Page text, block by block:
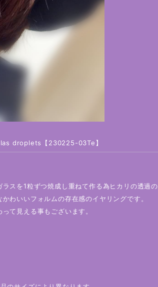
droplets【230225-03Te】
スを1粒ずつ焼成し重ねて作る為ヒカリの透過の
わいいフォルムの存在感のイヤリングです。
て見える事もございます。